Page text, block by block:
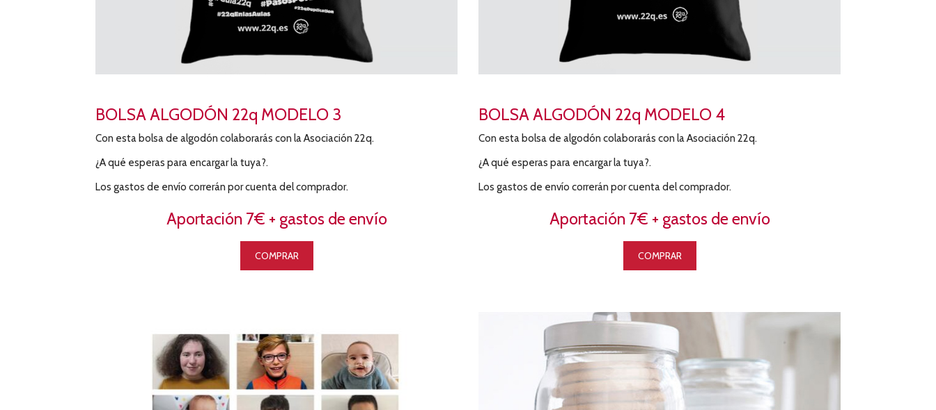
BOLSA ALGODÓN 22q MODELO 3
Con esta bolsa de algodón colaborarás con la Asociación 22q.
¿A qué esperas para encargar la tuya?.
Los gastos de envío correrán por cuenta del comprador.
Aportación 7€ + gastos de envío
COMPRAR
BOLSA ALGODÓN 22q MODELO 4
Con esta bolsa de algodón colaborarás con la Asociación 22q.
¿A qué esperas para encargar la tuya?.
Los gastos de envío correrán por cuenta del comprador.
Aportación 7€ + gastos de envío
COMPRAR